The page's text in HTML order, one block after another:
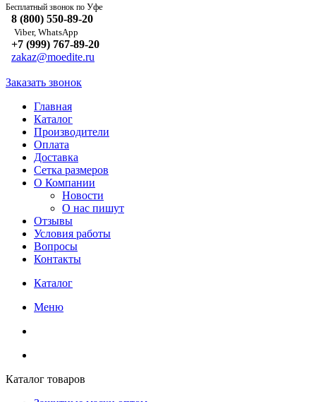
Бесплатный звонок по Уфе
8 (800) 550-89-20
Viber, WhatsApp
+7 (999) 767-89-20
zakaz@moedite.ru
Заказать звонок
Главная
Каталог
Производители
Оплата
Доставка
Сетка размеров
О Компании
Новости
О нас пишут
Отзывы
Условия работы
Вопросы
Контакты
Каталог
Меню
Каталог товаров